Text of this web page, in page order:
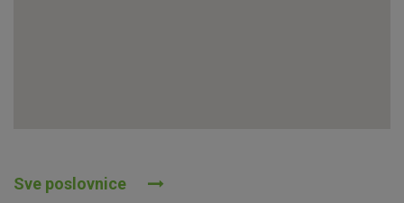
Sve poslovnice